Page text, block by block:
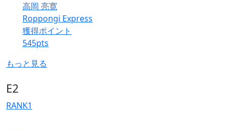
高岡 亮寛
Roppongi Express
獲得ポイント
545pts
もっと見る
E2
RANK1